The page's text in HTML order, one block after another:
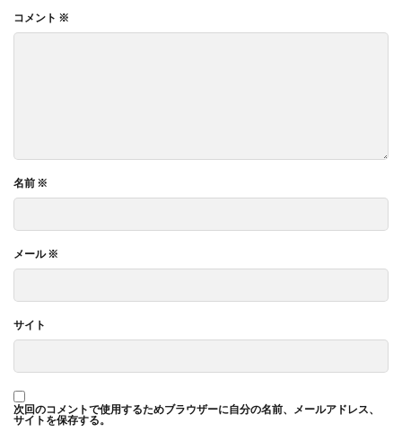
コメント ※
名前 ※
メール※
サイト
次回のコメントで使用するためブラウザーに自分の名前、メールアドレス、
サイトを保存する。